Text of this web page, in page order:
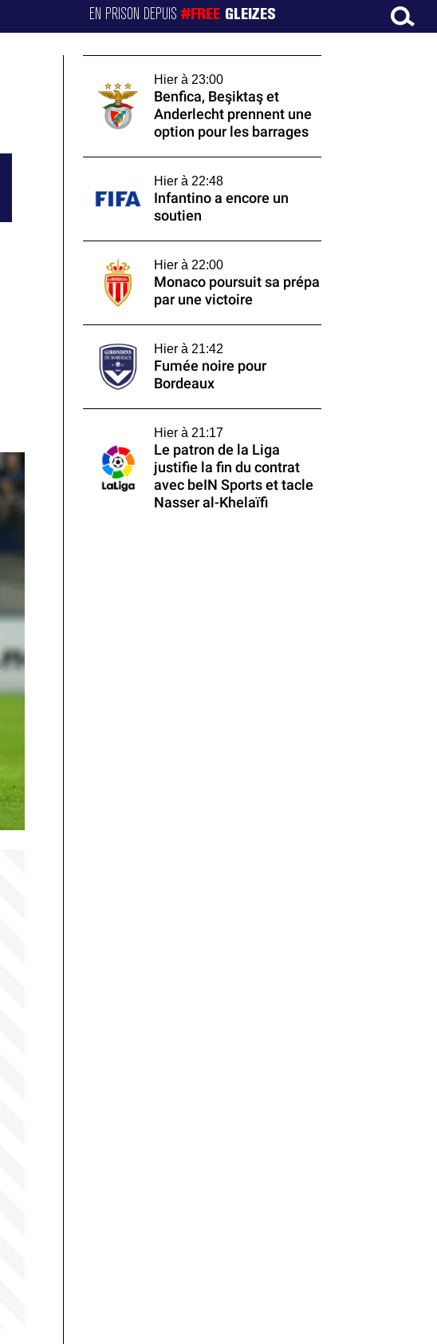
EN PRISON DEPUIS#FREE GLEIZES
Hier à 23:00
Benfica, Beşiktaş et
Anderlecht prennent une
option pour les barrages
Hier à 22:48
Infantino a encore un
soutien
Hier à 22:00
Monaco poursuit sa prépa
par une victoire
Hier à 21:42
Fumée noire pour
Bordeaux
Hier à 21:17
Le patron de la Liga
justifie la fin du contrat
avec beIN Sports et tacle
Nasser al-Khelaïfi